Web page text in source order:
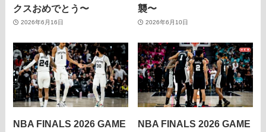
クスおめでとう〜
2026年6月16日
襲〜
2026年6月10日
NBA FINALS 2026 GAME
NBA FINALS 2026 GAME